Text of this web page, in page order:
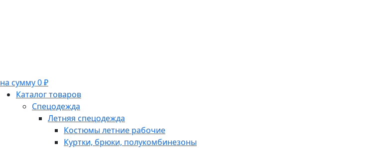
на сумму 0 ₽
Каталог товаров
Спецодежда
Летняя спецодежда
Костюмы летние рабочие
Куртки, брюки, полукомбинезоны